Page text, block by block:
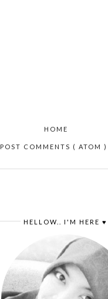
HOME
POST COMMENTS ( ATOM )
HELLOW.. I'M HERE ♥